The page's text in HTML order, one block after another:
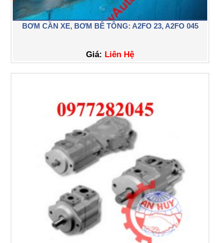
BƠM CẦN XE, BƠM BÊ TÔNG: A2FO 23, A2FO 045
Giá: Liên Hệ